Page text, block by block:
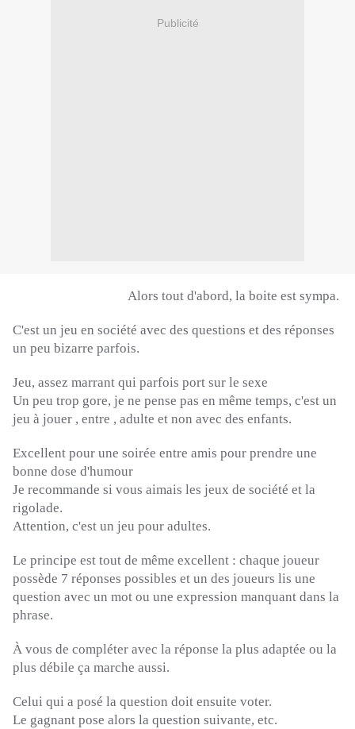
Publicité
Alors tout d'abord, la boite est sympa.
C'est un jeu en société avec des questions et des réponses
un peu bizarre parfois.
Jeu, assez marrant qui parfois port sur le sexe
Un peu trop gore, je ne pense pas en même temps, c'est un
jeu à jouer , entre , adulte et non avec des enfants.
Excellent pour une soirée entre amis pour prendre une
bonne dose d'humour
Je recommande si vous aimais les jeux de société et la
rigolade.
Attention, c'est un jeu pour adultes.
Le principe est tout de même excellent : chaque joueur
possède 7 réponses possibles et un des joueurs lis une
question avec un mot ou une expression manquant dans la
phrase.
À vous de compléter avec la réponse la plus adaptée ou la
plus débile ça marche aussi.
Celui qui a posé la question doit ensuite voter.
Le gagnant pose alors la question suivante, etc.